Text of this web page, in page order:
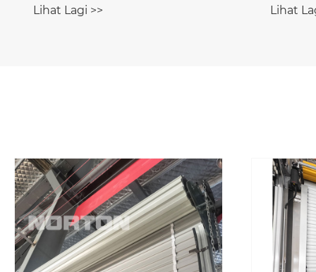
Lihat Lagi >>